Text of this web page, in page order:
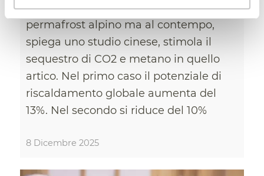
l’assorbimento dei gas serra del
permafrost alpino ma al contempo,
spiega uno studio cinese, stimola il
sequestro di CO2 e metano in quello
artico. Nel primo caso il potenziale di
riscaldamento globale aumenta del
13%. Nel secondo si riduce del 10%
8 Dicembre 2025